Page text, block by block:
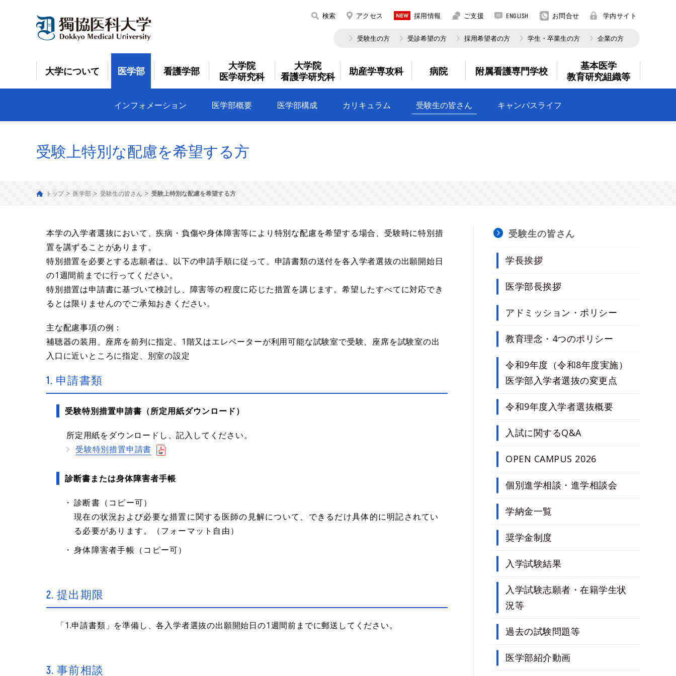
検索 アクセス 採用情報 ご支援 ENGLISH お問合せ 学内サイト
受験生の方 受診希望の方 採用希望者の方 学生・卒業生の方 企業の方
大学について 医学部
インフォメーション 医学部概要 医学部構成 カリキュラム 受験生の皆さん キャンパスライフ
看護学部
大学院
医学研究科
大学院
看護学研究科
助産学専攻科 病院 附属看護専門学校
基本医学
教育研究組織等
受験上特別な配慮を希望する方
トップ 医学部 受験生の皆さん 受験上特別な配慮を希望する方
本学の入学者選抜において、疾病・負傷や身体障害等により特別な配慮を希望する場合、受験時に特別措
置を講ずることがあります。
特別措置を必要とする志願者は、以下の申請手順に従って、申請書類の送付を各入学者選抜の出願開始日
の1週間前までに行ってください。
特別措置は申請書に基づいて検討し、障害等の程度に応じた措置を講じます。希望したすべてに対応でき
るとは限りませんのでご承知おきください。
主な配慮事項の例：
補聴器の装用、座席を前列に指定、1階又はエレベーターが利用可能な試験室で受験、座席を試験室の出
入口に近いところに指定、別室の設定
1. 申請書類
受験特別措置申請書（所定用紙ダウンロード）
所定用紙をダウンロードし、記入してください。
受験特別措置申請書
診断書または身体障害者手帳
診断書（コピー可）
現在の状況および必要な措置に関する医師の見解について、できるだけ具体的に明記されてい
る必要があります。（フォーマット自由）
身体障害者手帳（コピー可）
2. 提出期限
「1.申請書類」を準備し、各入学者選抜の出願開始日の1週間前までに郵送してください。
3. 事前相談
受験生の皆さん
学長挨拶
医学部長挨拶
アドミッション・ポリシー
教育理念・4つのポリシー
令和9年度（令和8年度実施）
医学部入学者選抜の変更点
令和9年度入学者選抜概要
総合型選抜
（公募（地域特別枠））
学校推薦型選抜
学校推薦型選抜
（指定校制（茨城県地域枠））
入試に関するQ&A
OPEN CAMPUS 2026
個別進学相談・進学相談会
学納金一覧
奨学金制度
入学試験結果
入学試験志願者・在籍学生状
況等
過去の試験問題等
医学部紹介動画